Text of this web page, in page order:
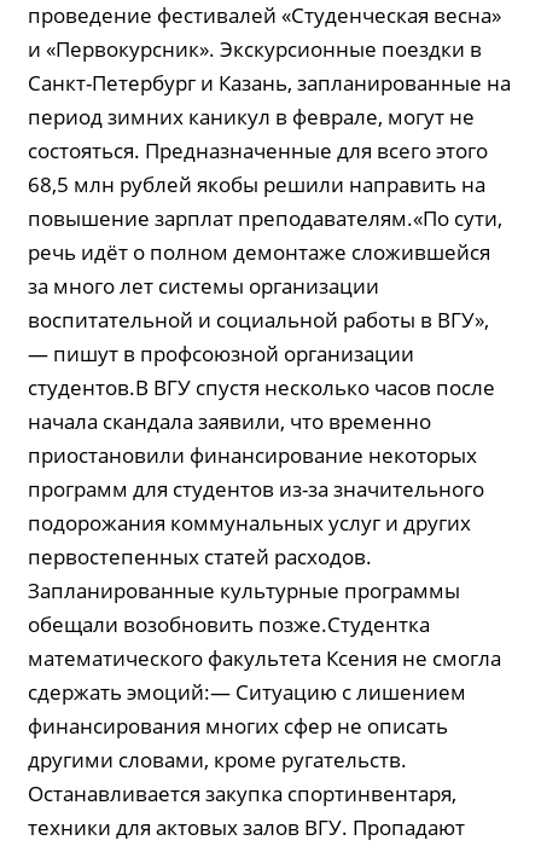
проведение фестивалей «Студенческая весна»
и «Первокурсник». Экскурсионные поездки в
Санкт-Петербург и Казань, запланированные на
период зимних каникул в феврале, могут не
состояться. Предназначенные для всего этого
68,5 млн рублей якобы решили направить на
повышение зарплат преподавателям.«По сути,
речь идёт о полном демонтаже сложившейся
за много лет системы организации
воспитательной и социальной работы в ВГУ»,
— пишут в профсоюзной организации
студентов.В ВГУ спустя несколько часов после
начала скандала заявили, что временно
приостановили финансирование некоторых
программ для студентов из-за значительного
подорожания коммунальных услуг и других
первостепенных статей расходов.
Запланированные культурные программы
обещали возобновить позже.Студентка
математического факультета Ксения не смогла
сдержать эмоций:— Ситуацию с лишением
финансирования многих сфер не описать
другими словами, кроме ругательств.
Останавливается закупка спортинвентаря,
техники для актовых залов ВГУ. Пропадают